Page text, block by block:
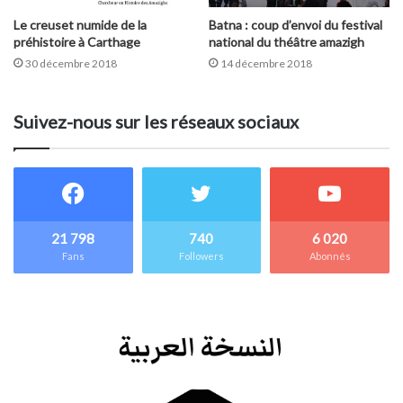
Le creuset numide de la
préhistoire à Carthage
30 décembre 2018
Batna : coup d’envoi du festival
national du théâtre amazigh
14 décembre 2018
Suivez-nous sur les réseaux sociaux
21 798
Fans
740
Followers
6 020
Abonnés